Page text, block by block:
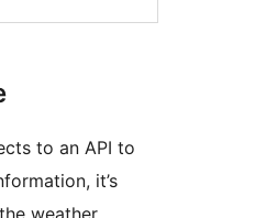
to an API to
it’s